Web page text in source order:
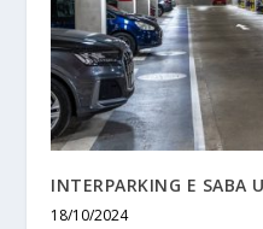
INTERPARKING E SABA
18/10/2024